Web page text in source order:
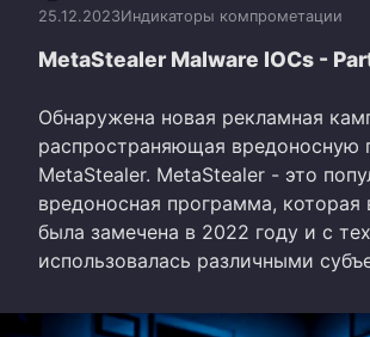
25.12.2023Индикаторы компрометации
MetaStealer Malware IOCs -
Обнаружена новая рекламная
распространяющая вредоносную
MetaStealer. MetaStealer - это
вредоносная программа, которая
была замечена в 2022 году и с
использовалась различными